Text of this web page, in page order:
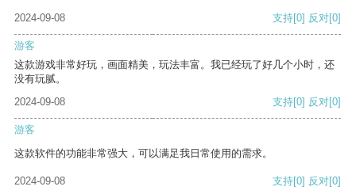
2024-09-08
支持[0] 反对[0]
游客
这款游戏非常好玩，画面精美，玩法丰富。我已经玩了好几个小时，还
没有玩腻。
2024-09-08
支持[0] 反对[0]
游客
这款软件的功能非常强大，可以满足我日常使用的需求。
2024-09-08 支持[0] 反对[0]